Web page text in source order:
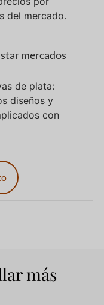
del mercado.
mercados
de plata:
diseños y
con
más